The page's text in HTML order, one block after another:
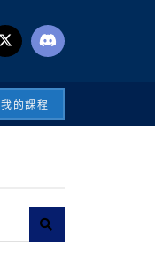
我的課程